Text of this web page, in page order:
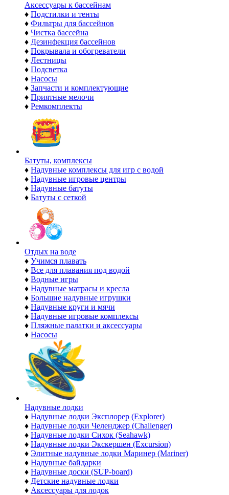
Аксессуары к бассейнам
♦ Подстилки и тенты
♦ Фильтры для бассейнов
♦ Чистка бассейна
♦ Дезинфекция бассейнов
♦ Покрывала и обогреватели
♦ Лестницы
♦ Подсветка
♦ Насосы
♦ Запчасти и комплектующие
♦ Приятные мелочи
♦ Ремкомплекты
Батуты, комплексы
♦ Надувные комплексы для игр с водой
♦ Надувные игровые центры
♦ Надувные батуты
♦ Батуты с сеткой
Отдых на воде
♦ Учимся плавать
♦ Все для плавания под водой
♦ Водные игры
♦ Надувные матрасы и кресла
♦ Большие надувные игрушки
♦ Надувные круги и мячи
♦ Надувные игровые комплексы
♦ Пляжные палатки и аксессуары
♦ Насосы
Надувные лодки
♦ Надувные лодки Эксплорер (Explorer)
♦ Надувные лодки Челенджер (Challenger)
♦ Надувные лодки Сихок (Seahawk)
♦ Надувные лодки Экскершен (Excursion)
♦ Элитные надувные лодки Маринер (Mariner)
♦ Надувные байдарки
♦ Надувные доски (SUP-board)
♦ Детские надувные лодки
♦ Аксессуары для лодок